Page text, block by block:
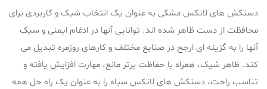
دستکش های لاتکس مشکی به عنوان یک انتخاب شیک و کاربردی برای
محافظت از دست ظاهر شده اند. توانایی آنها در ادغام ایمنی و سبک
آنها را به گزینه ای ارجح در صنایع مختلف و کارهای روزمره تبدیل می
کند. ظاهر شیک، همراه با حفاظت برتر مانع، مهارت افزایش یافته و
تناسب راحت، دستکش های لاتکس سیاه را به عنوان یک راه حل همه